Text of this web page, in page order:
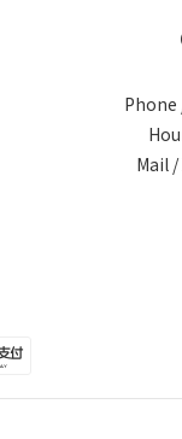
Phone
Mail /